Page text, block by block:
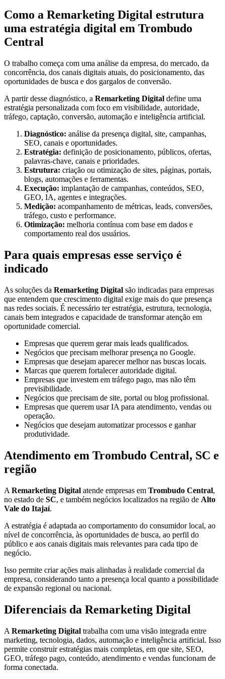
Como a Remarketing Digital estrutura
uma estratégia digital em Trombudo
Central
O trabalho começa com uma análise da empresa, do mercado, da
concorrência, dos canais digitais atuais, do posicionamento, das
oportunidades de busca e dos gargalos de conversão.
A partir desse diagnóstico, a Remarketing Digital define uma
estratégia personalizada com foco em visibilidade, autoridade,
tráfego, captação, conversão, automação e inteligência artificial.
Diagnóstico: análise da presença digital, site, campanhas,
SEO, canais e oportunidades.
Estratégia: definição de posicionamento, públicos, ofertas,
palavras-chave, canais e prioridades.
Estrutura: criação ou otimização de sites, páginas, portais,
blogs, automações e ferramentas.
Execução: implantação de campanhas, conteúdos, SEO,
GEO, IA, agentes e integrações.
Medição: acompanhamento de métricas, leads, conversões,
tráfego, custo e performance.
Otimização: melhoria contínua com base em dados e
comportamento real dos usuários.
Para quais empresas esse serviço é
indicado
As soluções da Remarketing Digital são indicadas para empresas
que entendem que crescimento digital exige mais do que presença
nas redes sociais. É necessário ter estratégia, estrutura, tecnologia,
canais bem integrados e capacidade de transformar atenção em
oportunidade comercial.
Empresas que querem gerar mais leads qualificados.
Negócios que precisam melhorar presença no Google.
Empresas que desejam aparecer melhor nas buscas locais.
Marcas que querem fortalecer autoridade digital.
Empresas que investem em tráfego pago, mas não têm
previsibilidade.
Negócios que precisam de site, portal ou blog profissional.
Empresas que querem usar IA para atendimento, vendas ou
operação.
Negócios que desejam automatizar processos e ganhar
produtividade.
Atendimento em Trombudo Central, SC e
região
A Remarketing Digital atende empresas em Trombudo Central,
no estado de SC, e também negócios localizados na região de Alto
Vale do Itajaí.
A estratégia é adaptada ao comportamento do consumidor local, ao
nível de concorrência, às oportunidades de busca, ao perfil do
público e aos canais digitais mais relevantes para cada tipo de
negócio.
Isso permite criar ações mais alinhadas à realidade comercial da
empresa, considerando tanto a presença local quanto a possibilidade
de expansão regional ou nacional.
Diferenciais da Remarketing Digital
A Remarketing Digital trabalha com uma visão integrada entre
marketing, tecnologia, dados, automação e inteligência artificial. Isso
permite construir estratégias mais completas, em que site, SEO,
GEO, tráfego pago, conteúdo, atendimento e vendas funcionam de
forma conectada.